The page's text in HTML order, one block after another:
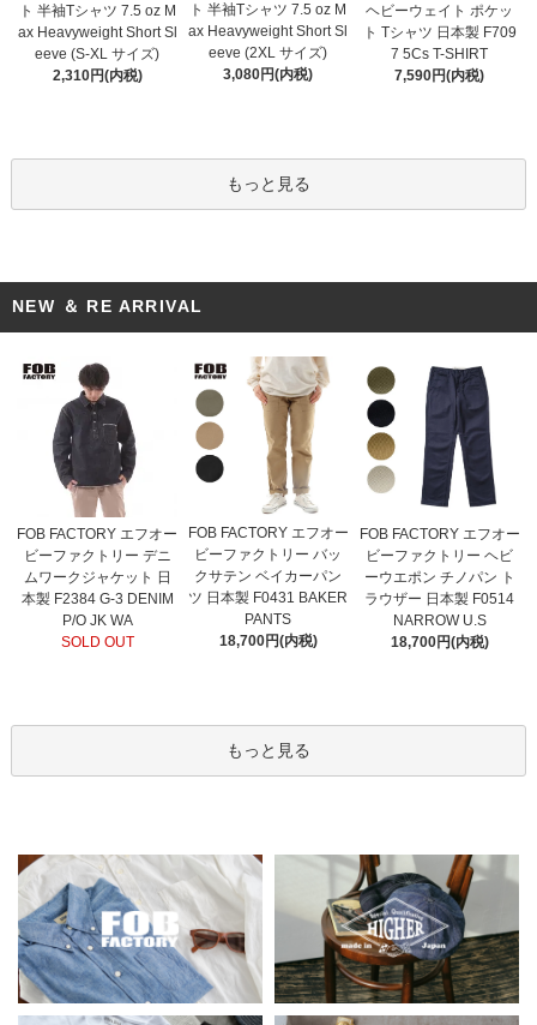
ト 半袖Tシャツ 7.5 oz M
ax Heavyweight Short Sl
eeve (S-XL サイズ)
2,310円(内税)
ト 半袖Tシャツ 7.5 oz M
ax Heavyweight Short Sl
eeve (2XL サイズ)
3,080円(内税)
ヘビーウェイト ポケッ
ト Tシャツ 日本製 F709
7 5Cs T-SHIRT
7,590円(内税)
もっと見る
NEW ＆ RE ARRIVAL
FOB FACTORY エフオー
ビーファクトリー デニ
ムワークジャケット 日
本製 F2384 G-3 DENIM
P/O JK WA
SOLD OUT
FOB FACTORY エフオー
ビーファクトリー バッ
クサテン ベイカーパン
ツ 日本製 F0431 BAKER
PANTS
18,700円(内税)
FOB FACTORY エフオー
ビーファクトリー ヘビ
ーウエポン チノパン ト
ラウザー 日本製 F0514
NARROW U.S
18,700円(内税)
もっと見る